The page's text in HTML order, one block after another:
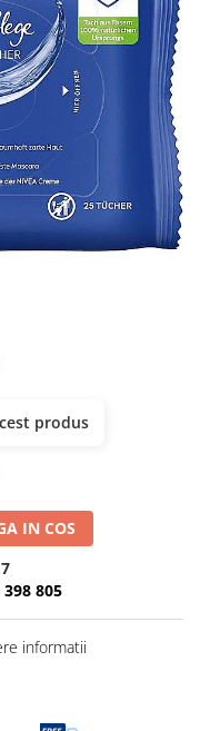
produs
IN COS
398 805
informatii